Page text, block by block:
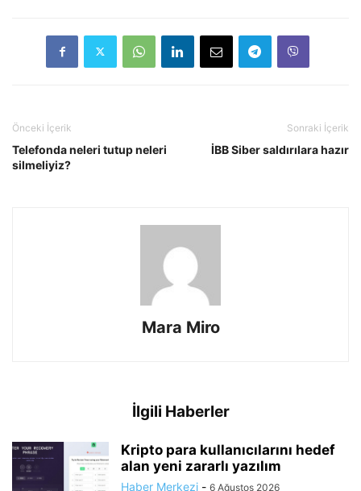
Önceki İçerik
Telefonda neleri tutup neleri
silmeliyiz?
Sonraki İçerik
İBB Siber saldırılara hazır
Mara Miro
İlgili Haberler
Kripto para kullanıcılarını hedef
alan yeni zararlı yazılım
Haber Merkezi - 6 Ağustos 2026